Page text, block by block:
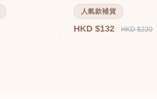
人氣款補貨
HKD $132 HKD $220